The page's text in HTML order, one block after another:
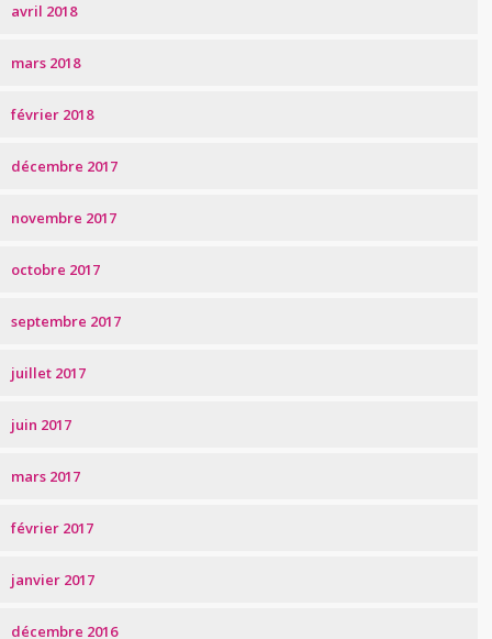
avril 2018
mars 2018
février 2018
décembre 2017
novembre 2017
octobre 2017
septembre 2017
juillet 2017
juin 2017
mars 2017
février 2017
janvier 2017
décembre 2016